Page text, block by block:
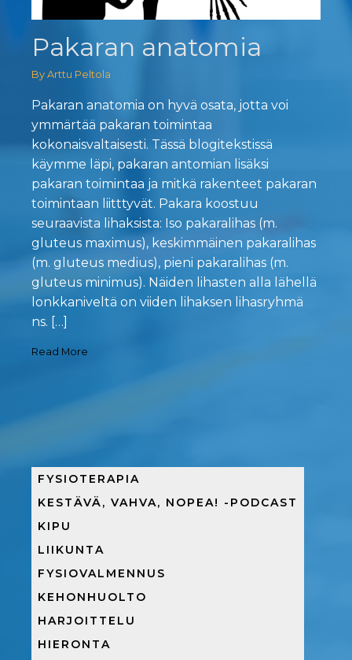
Pakaran anatomia
By Arttu Peltola
Pakaran anatomia on hyvä osata, jotta voi
ymmärtää pakaran toimintaa
kokonaisvaltaisesti. Tässä blogitekstissä
käymme läpi, pakaran antomian lisäksi
pakaran toimintaa ja mitkä rakenteet pakaran
toimintaan liitttyvät. Pakara koostuu
seuraavista lihaksista: Iso pakaralihas (m.
gluteus maximus), keskimmäinen pakaralihas
(m. gluteus medius), pieni pakaralihas (m.
gluteus minimus). Näiden lihasten alla lähellä
lonkkaniveltä on viiden lihaksen lihasryhmä
ns. […]
Read More
FYSIOTERAPIA
KESTÄVÄ, VAHVA, NOPEA! -PODCAST
KIPU
LIIKUNTA
FYSIOVALMENNUS
KEHONHUOLTO
HARJOITTELU
HIERONTA